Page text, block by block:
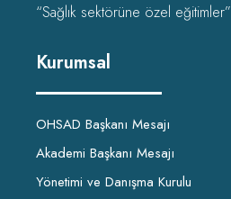
“Sağlık sektörüne özel eğitimler”
Kurumsal
OHSAD Başkanı Mesajı
Akademi Başkanı Mesajı
Yönetimi ve Danışma Kurulu